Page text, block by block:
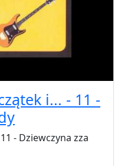
i... - 11 -
- Dziewczyna zza